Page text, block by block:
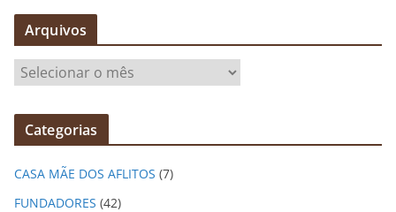
Arquivos
r
q
v
o
Categorias
CASA MÃE DOS AFLITOS (7)
FUNDADORES (42)